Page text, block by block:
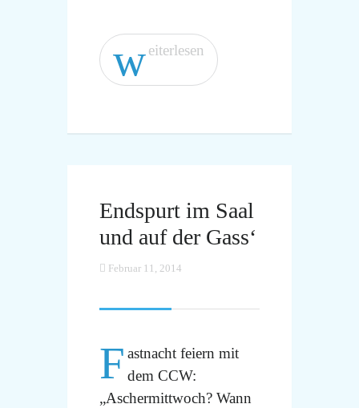
weiterlesen
Endspurt im Saal
und auf der Gass‘
Februar 11, 2014
F astnacht feiern mit
dem CCW:
„Aschermittwoch? Wann